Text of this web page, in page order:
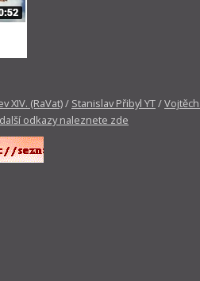
XIV. (RaVat)/ Stanislav Přibyl YT/
odkazy naleznete zde